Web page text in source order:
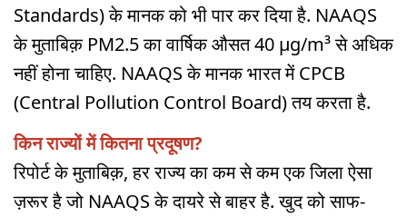
Standards) के मानक को भी पार कर दिया है. NAAQS
के मुताबिक़ PM2.5 का वार्षिक औसत 40 μg/m³ से अधिक
नहीं होना चाहिए. NAAQS के मानक भारत में CPCB
(Central Pollution Control Board) तय करता है.
किन राज्यों में कितना प्रदूषण?
रिपोर्ट के मुताबिक़, हर राज्य का कम से कम एक जिला ऐसा
ज़रूर है जो NAAQS के दायरे से बाहर है. खुद को साफ-